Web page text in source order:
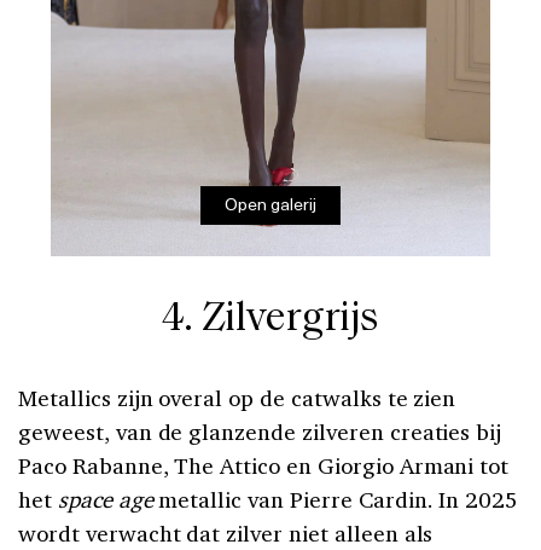
Open galerij
4. Zilvergrijs
Metallics zijn overal op de catwalks te zien
geweest, van de glanzende zilveren creaties bij
Paco Rabanne, The Attico en Giorgio Armani tot
het space agemetallic van Pierre Cardin. In 2025
wordt verwacht dat zilver niet alleen als